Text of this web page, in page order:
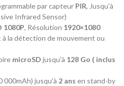
par capteur PIR, Jusqu'à
Infrared Sensor)
1080P, Résolution 1920×1080
la détection de mouvement ou
microSD jusqu'à 128 Go ( inclus
000mAh) jusqu'à 2 ans en stand-by